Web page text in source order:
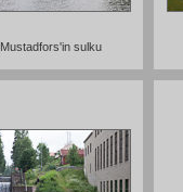
Mustadfors'in sulku